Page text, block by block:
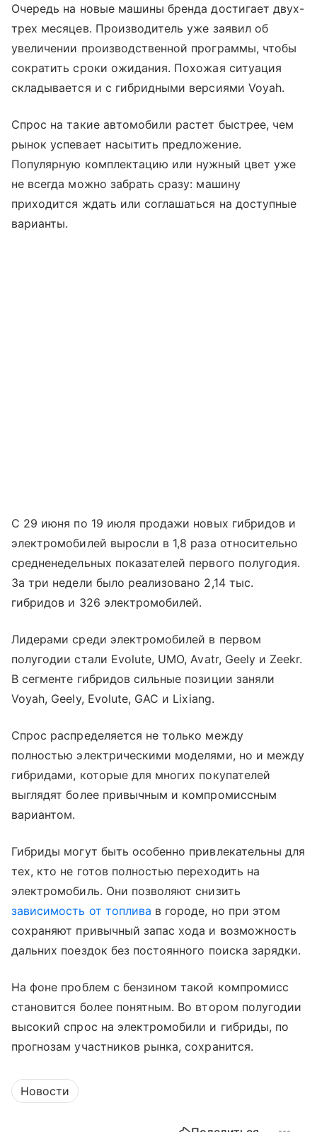
Очередь на новые машины бренда достигает двух-
трех месяцев. Производитель уже заявил об
увеличении производственной программы, чтобы
сократить сроки ожидания. Похожая ситуация
складывается и с гибридными версиями Voyah.
Спрос на такие автомобили растет быстрее, чем
рынок успевает насытить предложение.
Популярную комплектацию или нужный цвет уже
не всегда можно забрать сразу: машину
приходится ждать или соглашаться на доступные
варианты.
С 29 июня по 19 июля продажи новых гибридов и
электромобилей выросли в 1,8 раза относительно
средненедельных показателей первого полугодия.
За три недели было реализовано 2,14 тыс.
гибридов и 326 электромобилей.
Лидерами среди электромобилей в первом
полугодии стали Evolute, UMO, Avatr, Geely и Zeekr.
В сегменте гибридов сильные позиции заняли
Voyah, Geely, Evolute, GAC и Lixiang.
Спрос распределяется не только между
полностью электрическими моделями, но и между
гибридами, которые для многих покупателей
выглядят более привычным и компромиссным
вариантом.
Гибриды могут быть особенно привлекательны для
тех, кто не готов полностью переходить на
электромобиль. Они позволяют снизить
зависимость от топлива в городе, но при этом
сохраняют привычный запас хода и возможность
дальних поездок без постоянного поиска зарядки.
На фоне проблем с бензином такой компромисс
становится более понятным. Во втором полугодии
высокий спрос на электромобили и гибриды, по
прогнозам участников рынка, сохранится.
Новости